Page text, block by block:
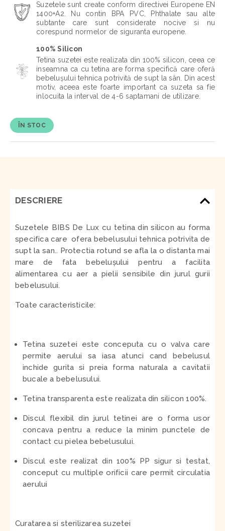
Suzetele sunt create conform directivei Europene EN
1400+A2. Nu contin BPA PVC, Phthalate sau alte
subtante care sunt considerate nocive si nu
corespund normelor de siguranta europene.
100% Silicon
Tetina suzetei este realizata din 100% silicon, ceea ce
inseamna ca cu tetina are forma specifică care oferă
bebelușului tehnica potrivită de supt la sân. Din acest
motiv, aceea este foarte important ca suzeta sa fie
inlocuita la interval de 4-6 saptamani de utilizare.
ÎN STOC
DESCRIERE
Suzetele BIBS De Lux cu tetina din siliconau forma
specifica care ofera bebelusului tehnica potrivita de
supt la san.. Protectia rotund se afla la o distanta mai
mare de fata bebelușului pentru a facilita
alimentarea cu aer a pielii sensibile din jurul gurii
bebelusului.
Toate caracteristicile:
Tetina suzetei este conceputa cu o valva care
permite aerului sa iasa atunci cand bebelusul
inchide gurita si preia forma naturala a cavitatii
bucale a bebelusului.
Tetina transparenta este realizata din silicon 100%.
Discul flexibil din jurul tetinei are o forma usor
concava pentru a reduce la minim punctele de
contact cu pielea bebelusului.
Discul este realizat din 100% PP sigur si testat,
conceput cu multiple orificii care permit circulatia
aerului
Curatarea si sterilizarea suzetei